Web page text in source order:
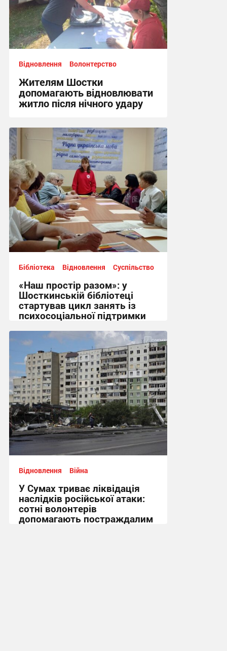
Відновлення Волонтерство
Жителям Шостки
допомагають відновлювати
житло після нічного удару
16:17, 5.08.2026
Бібліотека Відновлення Суспільство
«Наш простір разом»: у
Шосткинській бібліотеці
стартував цикл занять із
психосоціальної підтримки
11:01, 30.07.2026
Відновлення Війна
У Сумах триває ліквідація
наслідків російської атаки:
сотні волонтерів
допомагають постраждалим